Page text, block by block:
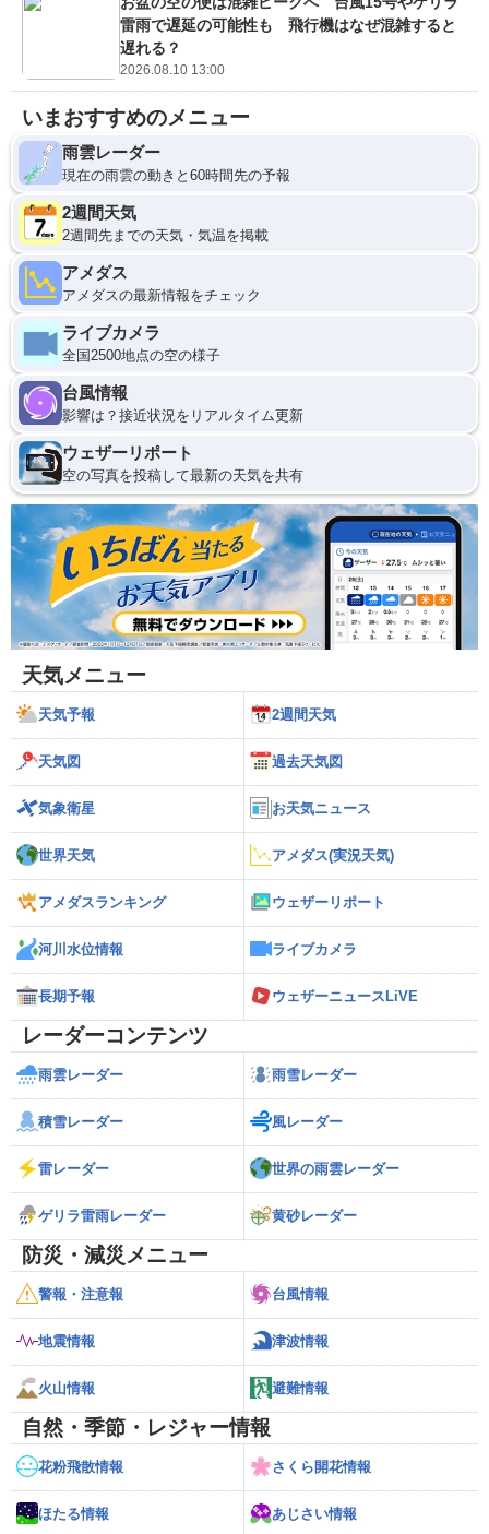
雷雨で遅延の可能性も 飛行機はなぜ混雑すると
遅れる？
2026.08.10 13:00
いまおすすめのメニュー
雨雲レーダー
現在の雨雲の動きと60時間先の予報
2週間天気
2週間先までの天気・気温を掲載
アメダス
アメダスの最新情報をチェック
ライブカメラ
全国2500地点の空の様子
台風情報
影響は？接近状況をリアルタイム更新
ウェザーリポート
空の写真を投稿して最新の天気を共有
天気メニュー
天気予報 2週間天気
天気図 過去天気図
気象衛星 お天気ニュース
世界天気 アメダス(実況天気)
アメダスランキング ウェザーリポート
河川水位情報 ライブカメラ
長期予報 ウェザーニュースLiVE
レーダーコンテンツ
雨雲レーダー 雨雪レーダー
積雪レーダー 風レーダー
雷レーダー 世界の雨雲レーダー
ゲリラ雷雨レーダー 黄砂レーダー
防災・減災メニュー
警報・注意報 台風情報
地震情報 津波情報
火山情報 避難情報
自然・季節・レジャー情報
花粉飛散情報 さくら開花情報
ほたる情報 あじさい情報